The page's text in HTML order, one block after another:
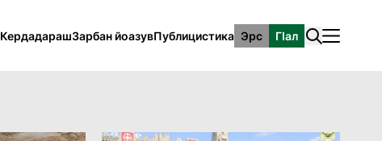
КердадарашЗарбан йоазувПублицистика Эрс ГӀал